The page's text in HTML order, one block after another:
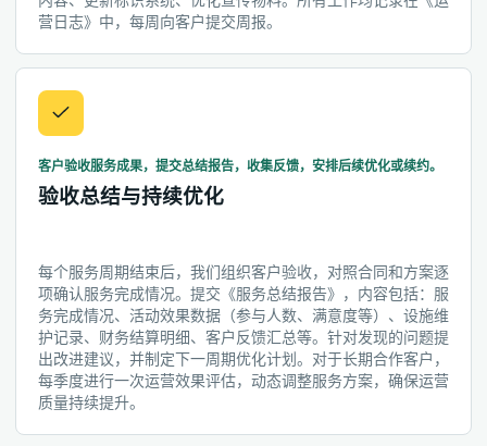
营日志》中，每周向客户提交周报。
客户验收服务成果，提交总结报告，收集反馈，安排后续优化或续约。
验收总结与持续优化
每个服务周期结束后，我们组织客户验收，对照合同和方案逐
项确认服务完成情况。提交《服务总结报告》，内容包括：服
务完成情况、活动效果数据（参与人数、满意度等）、设施维
护记录、财务结算明细、客户反馈汇总等。针对发现的问题提
出改进建议，并制定下一周期优化计划。对于长期合作客户，
每季度进行一次运营效果评估，动态调整服务方案，确保运营
质量持续提升。